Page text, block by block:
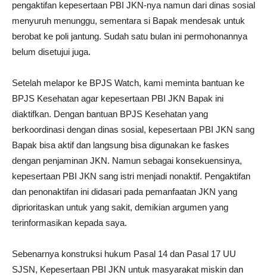
pengaktifan kepesertaan PBI JKN-nya namun dari dinas sosial
menyuruh menunggu, sementara si Bapak mendesak untuk
berobat ke poli jantung. Sudah satu bulan ini permohonannya
belum disetujui juga.
Setelah melapor ke BPJS Watch, kami meminta bantuan ke
BPJS Kesehatan agar kepesertaan PBI JKN Bapak ini
diaktifkan. Dengan bantuan BPJS Kesehatan yang
berkoordinasi dengan dinas sosial, kepesertaan PBI JKN sang
Bapak bisa aktif dan langsung bisa digunakan ke faskes
dengan penjaminan JKN. Namun sebagai konsekuensinya,
kepesertaan PBI JKN sang istri menjadi nonaktif. Pengaktifan
dan penonaktifan ini didasari pada pemanfaatan JKN yang
diprioritaskan untuk yang sakit, demikian argumen yang
terinformasikan kepada saya.
Sebenarnya konstruksi hukum Pasal 14 dan Pasal 17 UU
SJSN, Kepesertaan PBI JKN untuk masyarakat miskin dan